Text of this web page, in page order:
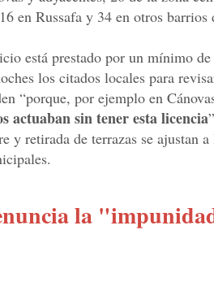
en Russafa y 34 en otros barrios
está prestado por un mínimo
los citados locales para
“porque, por ejemplo en
actuaban sin tener esta licencia
y retirada de terrazas se ajustan
la